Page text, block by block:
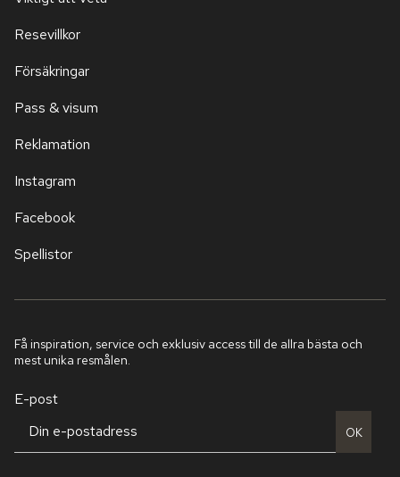
Resevillkor
Försäkringar
Pass & visum
Reklamation
Instagram
Facebook
Spellistor
Få inspiration, service och exklusiv access till de allra bästa och
mest unika resmålen.
E-post
OK